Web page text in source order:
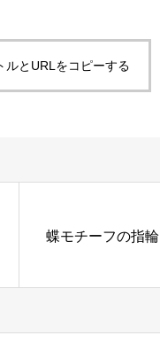
ルとURLをコピーする
蝶モチーフの指輪